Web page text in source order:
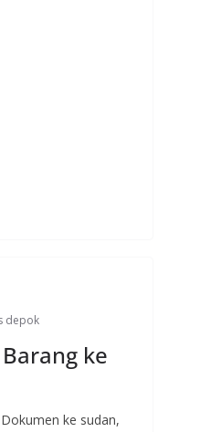
depok
ke
ke sudan,